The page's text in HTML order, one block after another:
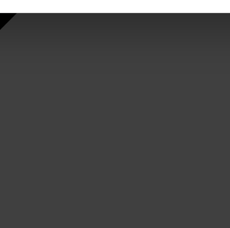
zodra u een keuze maakt. Via de knop
deze pagina kunt u ook uw keuze aanpassen.